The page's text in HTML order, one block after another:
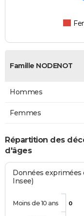
Famille NODENOT
Hommes
Femmes
Répartition des
d'âges
Données exprimées
Insee)
0
Moins de 10 ans